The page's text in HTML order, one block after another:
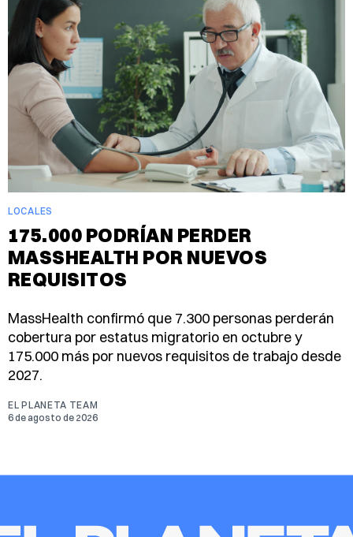
LOCALES
175.000 PODRÍAN PERDER
MASSHEALTH POR NUEVOS
REQUISITOS
MassHealth confirmó que 7.300 personas perderán
cobertura por estatus migratorio en octubre y
175.000 más por nuevos requisitos de trabajo desde
2027.
EL PLANETA TEAM
6 de agosto de 2026